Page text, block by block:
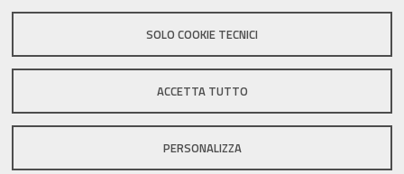
SOLO COOKIE TECNICI
ACCETTA TUTTO
PERSONALIZZA
Sito istituzionale Comune di Zola Predosa
DPO|Accessibilità